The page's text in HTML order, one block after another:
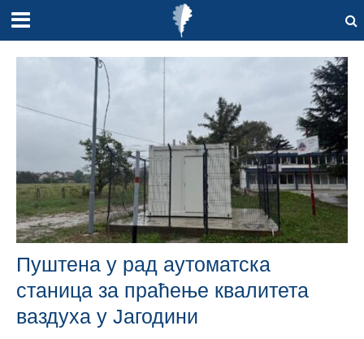
Пуштена у рад аутоматска
станица за праћење квалитета
ваздуха у Јагодини